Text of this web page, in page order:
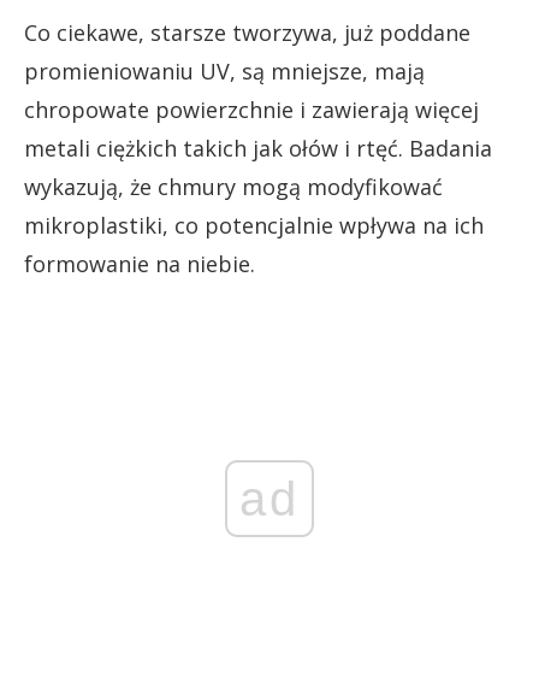
Co ciekawe, starsze tworzywa, już poddane
promieniowaniu UV, są mniejsze, mają
chropowate powierzchnie i zawierają więcej
metali ciężkich takich jak ołów i rtęć. Badania
wykazują, że chmury mogą modyfikować
mikroplastiki, co potencjalnie wpływa na ich
formowanie na niebie.
ad